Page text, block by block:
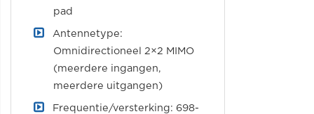
pad
Antennetype:
Omnidirectioneel 2×2 MIMO
(meerdere ingangen,
meerdere uitgangen)
Frequentie/versterking: 698-